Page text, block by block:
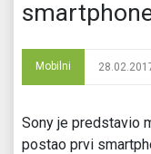
Mobilni
Sony je predstavio
postao prvi